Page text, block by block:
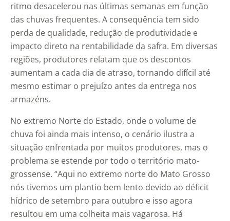
ritmo desacelerou nas últimas semanas em função
das chuvas frequentes. A consequência tem sido
perda de qualidade, redução de produtividade e
impacto direto na rentabilidade da safra. Em diversas
regiões, produtores relatam que os descontos
aumentam a cada dia de atraso, tornando difícil até
mesmo estimar o prejuízo antes da entrega nos
armazéns.
No extremo Norte do Estado, onde o volume de
chuva foi ainda mais intenso, o cenário ilustra a
situação enfrentada por muitos produtores, mas o
problema se estende por todo o território mato-
grossense. “Aqui no extremo norte do Mato Grosso
nós tivemos um plantio bem lento devido ao déficit
hídrico de setembro para outubro e isso agora
resultou em uma colheita mais vagarosa. Há